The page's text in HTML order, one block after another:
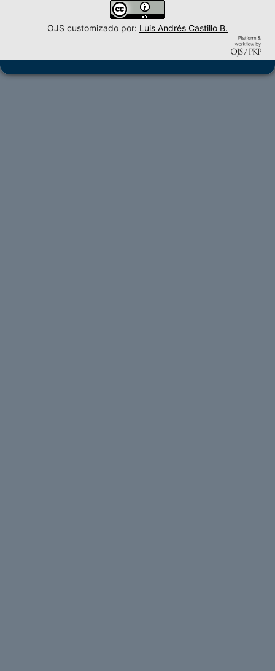
OJS customizado por: Luis Andrés Castillo B.